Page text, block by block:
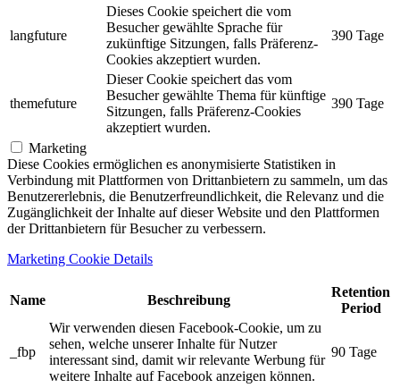
langfuture
Dieses Cookie speichert die vom
Besucher gewählte Sprache für
zukünftige Sitzungen, falls Präferenz-
Cookies akzeptiert wurden.
390 Tage
themefuture
Dieser Cookie speichert das vom
Besucher gewählte Thema für künftige
Sitzungen, falls Präferenz-Cookies
akzeptiert wurden.
390 Tage
Marketing
Diese Cookies ermöglichen es anonymisierte Statistiken in
Verbindung mit Plattformen von Drittanbietern zu sammeln, um das
Benutzererlebnis, die Benutzerfreundlichkeit, die Relevanz und die
Zugänglichkeit der Inhalte auf dieser Website und den Plattformen
der Drittanbietern für Besucher zu verbessern.
Marketing Cookie Details
Name Beschreibung
Retention
Period
_fbp
Wir verwenden diesen Facebook-Cookie, um zu
sehen, welche unserer Inhalte für Nutzer
interessant sind, damit wir relevante Werbung für
weitere Inhalte auf Facebook anzeigen können.
90 Tage